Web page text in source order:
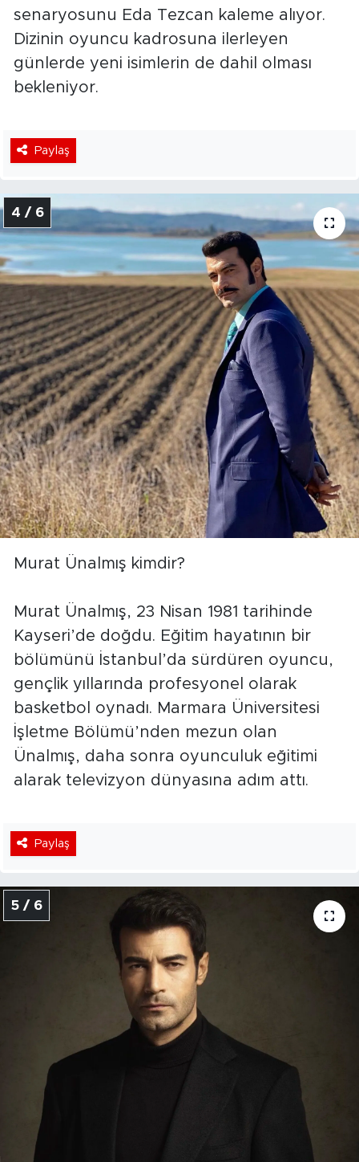
senaryosunu Eda Tezcan kaleme alıyor.
Dizinin oyuncu kadrosuna ilerleyen
günlerde yeni isimlerin de dahil olması
bekleniyor.
Paylaş
4 / 6
Murat Ünalmış kimdir?
Murat Ünalmış, 23 Nisan 1981 tarihinde
Kayseri’de doğdu. Eğitim hayatının bir
bölümünü İstanbul’da sürdüren oyuncu,
gençlik yıllarında profesyonel olarak
basketbol oynadı. Marmara Üniversitesi
İşletme Bölümü’nden mezun olan
Ünalmış, daha sonra oyunculuk eğitimi
alarak televizyon dünyasına adım attı.
Paylaş
5 / 6